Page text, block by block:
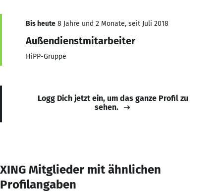
Bis heute 8 Jahre und 2 Monate, seit Juli 2018
Außendienstmitarbeiter
HiPP-Gruppe
Logg Dich jetzt ein, um das ganze Profil zu
sehen.
XING Mitglieder mit ähnlichen
Profilangaben